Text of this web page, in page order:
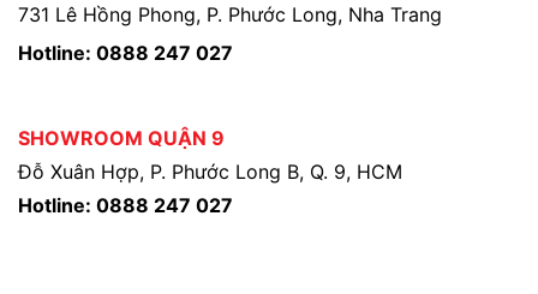
731 Lê Hồng Phong, P. Phước Long, Nha Trang
Hotline: 0888 247 027
SHOWROOM QUẬN 9
Đỗ Xuân Hợp, P. Phước Long B, Q. 9, HCM
Hotline: 0888 247 027